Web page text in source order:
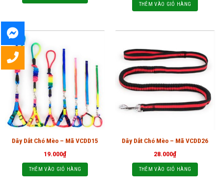
THÊM VÀO GIỎ HÀNG
Dây Dắt Chó Mèo – Mã VCDD15
19.000₫
THÊM VÀO GIỎ HÀNG
Dây Dắt Chó Mèo – Mã VCDD26
28.000₫
THÊM VÀO GIỎ HÀNG